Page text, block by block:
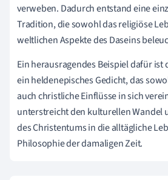
verweben. Dadurch entstand eine
Tradition, die sowohl das religiöse
weltlichen Aspekte des Daseins
Ein herausragendes Beispiel dafür ist
ein heldenepisches Gedicht, das
auch christliche Einflüsse in sich
unterstreicht den kulturellen Wandel
des Christentums in die alltägliche
Philosophie der damaligen Zeit.